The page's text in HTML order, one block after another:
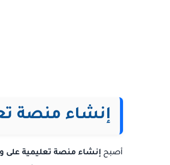
إنشاء منصة
أصبح إنشاء منصة تعليمية على